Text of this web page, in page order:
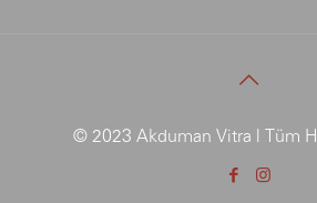
© 2023 Akduman Vitra | Tüm